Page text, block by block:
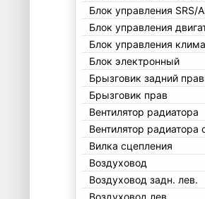
Блок управления SRS/
Блок управления
Блок управления
Блок электронный
Брызговик задний
Брызговик прав
Вентилятор радиатора
Вентилятор радиатора
Вилка сцепления
Воздуховод
Воздуховод задн. лев.
Воздуховод лев.